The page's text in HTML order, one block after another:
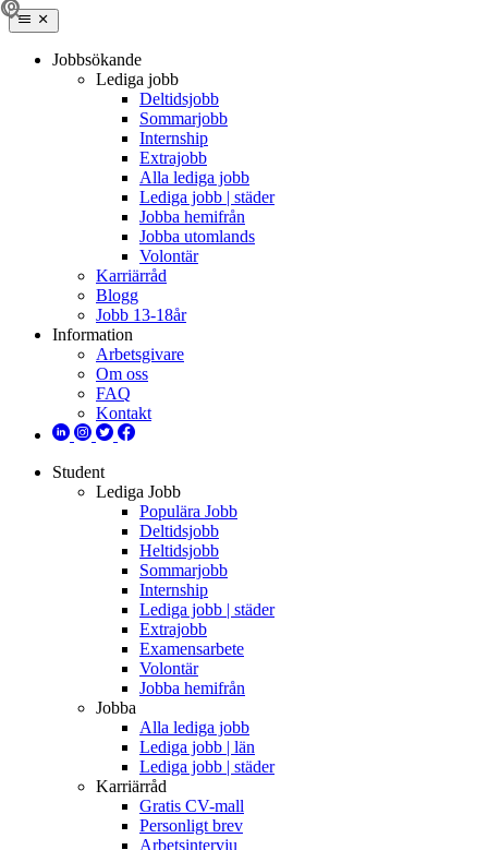
Jobbsökande
Lediga jobb
Deltidsjobb
Sommarjobb
Internship
Extrajobb
Alla lediga jobb
Lediga jobb | städer
Jobba hemifrån
Jobba utomlands
Volontär
Karriärråd
Blogg
Jobb 13-18år
Information
Arbetsgivare
Om oss
FAQ
Kontakt
Student
Lediga Jobb
Populära Jobb
Deltidsjobb
Heltidsjobb
Sommarjobb
Internship
Lediga jobb | städer
Extrajobb
Examensarbete
Volontär
Jobba hemifrån
Jobba
Alla lediga jobb
Lediga jobb | län
Lediga jobb | städer
Karriärråd
Gratis CV-mall
Personligt brev
Arbetsintervju